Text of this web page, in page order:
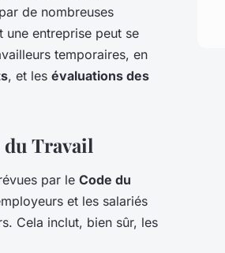
de nombreuses
entreprise peut se
temporaires, en
, et les évaluations des
du Travail
par le Code du
et les salariés
Cela inclut, bien sûr, les